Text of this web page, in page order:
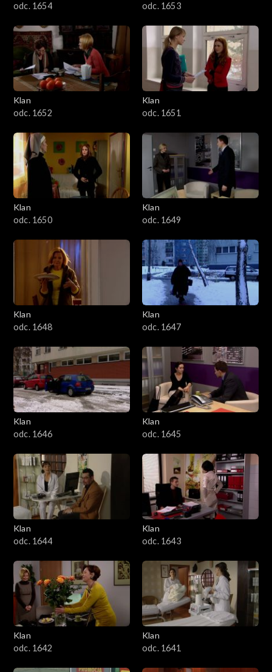
odc. 1654
odc. 1653
Klan
odc. 1652
Klan
odc. 1651
Klan
odc. 1650
Klan
odc. 1649
Klan
odc. 1648
Klan
odc. 1647
Klan
odc. 1646
Klan
odc. 1645
Klan
odc. 1644
Klan
odc. 1643
Klan
odc. 1642
Klan
odc. 1641